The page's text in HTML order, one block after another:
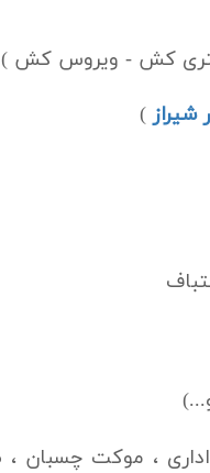
کش - ویروس کش )
شیراز)
، موکت چسبان ،